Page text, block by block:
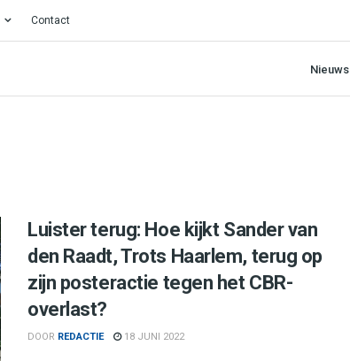
Contact
Nieuws
Luister terug: Hoe kijkt Sander van
den Raadt, Trots Haarlem, terug op
zijn posteractie tegen het CBR-
overlast?
DOOR REDACTIE 18 JUNI 2022